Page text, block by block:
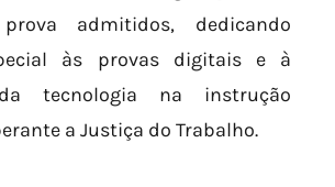
admitidos, dedicando
às provas digitais e à
tecnologia na instrução
a Justiça do Trabalho.